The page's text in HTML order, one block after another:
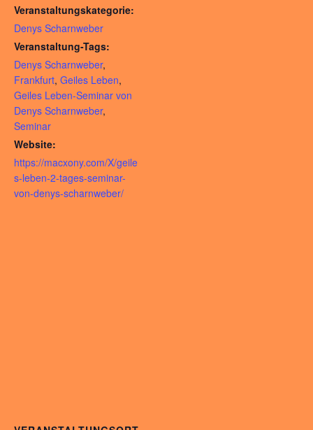
Veranstaltungskategorie:
Denys Scharnweber
Veranstaltung-Tags:
Denys Scharnweber,
Frankfurt, Geiles Leben,
Geiles Leben-Seminar von
Denys Scharnweber,
Seminar
Website:
https://macxony.com/X/geile
s-leben-2-tages-seminar-
von-denys-scharnweber/